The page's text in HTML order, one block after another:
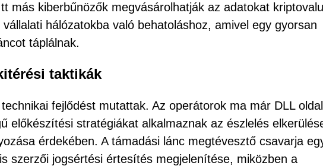
más kiberbűnözők megvásárolhatják az adatokat
hálózatokba való behatoláshoz, amivel egy gyorsan
táplálnak.
taktikák
fejlődést mutattak. Az operátorok ma már DLL
előkészítési stratégiákat alkalmaznak az észlelés
érdekében. A támadási lánc megtévesztő csavarja
szerzői jogsértési értesítés megjelenítése, miközben a